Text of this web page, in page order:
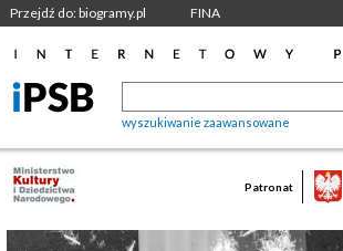
Przejdź do: biogramy.pl FINA
wyszukiwanie zaawansowane
Patronat